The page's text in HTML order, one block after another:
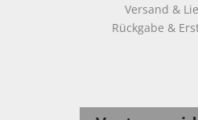
Versand &
Rückgabe &